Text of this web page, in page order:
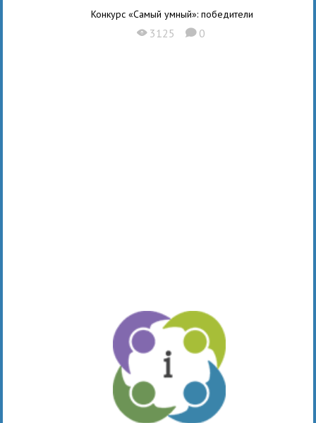
Конкурс «Самый умный»: победители
X 3125 K 0